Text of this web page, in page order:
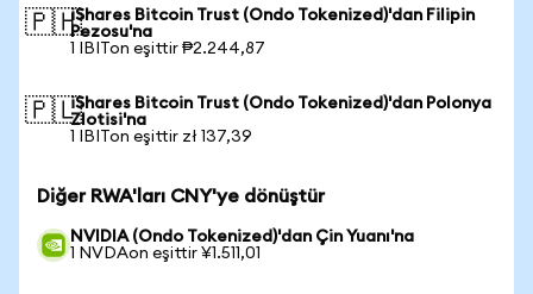
🇵🇭iShares Bitcoin Trust (Ondo Tokenized)'dan Filipin
Pezosu'na
1 IBITon eşittir ₱2.244,87
🇵🇱iShares Bitcoin Trust (Ondo Tokenized)'dan Polonya
Zlotisi'na
1 IBITon eşittir zł 137,39
Diğer RWA'ları CNY'ye dönüştür
NVIDIA (Ondo Tokenized)'dan Çin Yuanı'na
1 NVDAon eşittir ¥1.511,01